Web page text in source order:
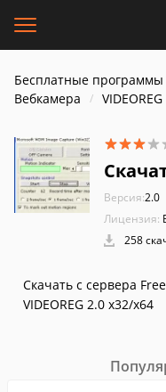
Бесплатные программы
Вебкамера
VIDEOREG
Версия:2.0
Лицензия:
258
Скачать с сервера
VIDEOREG 2.0 x32/x64